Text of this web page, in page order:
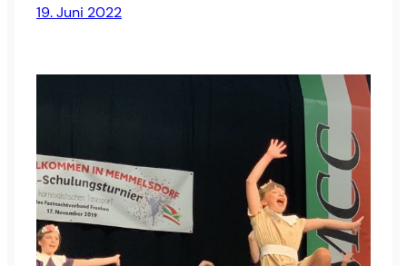
19. Juni 2022